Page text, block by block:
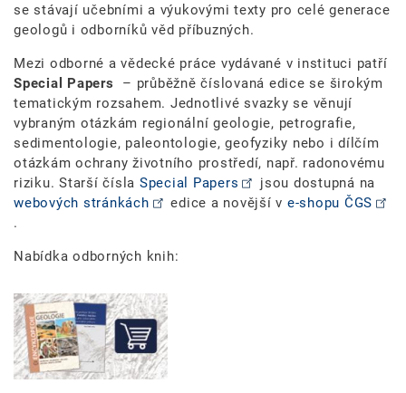
se stávají učebními a výukovými texty pro celé generace
geologů i odborníků věd příbuzných.
Mezi odborné a vědecké práce vydávané v instituci patří
Special Papers – průběžně číslovaná edice se širokým
tematickým rozsahem. Jednotlivé svazky se věnují
vybraným otázkám regionální geologie, petrografie,
sedimentologie, paleontologie, geofyziky nebo i dílčím
otázkám ochrany životního prostředí, např. radonovému
riziku. Starší čísla Special Papers
jsou dostupná na
webových stránkách
edice a novější v e-shopu ČGS
.
Nabídka odborných knih: